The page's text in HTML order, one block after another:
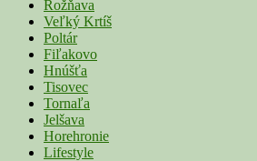
Rožňava
Veľký Krtíš
Poltár
Fiľakovo
Hnúšťa
Tisovec
Tornaľa
Jelšava
Horehronie
Lifestyle